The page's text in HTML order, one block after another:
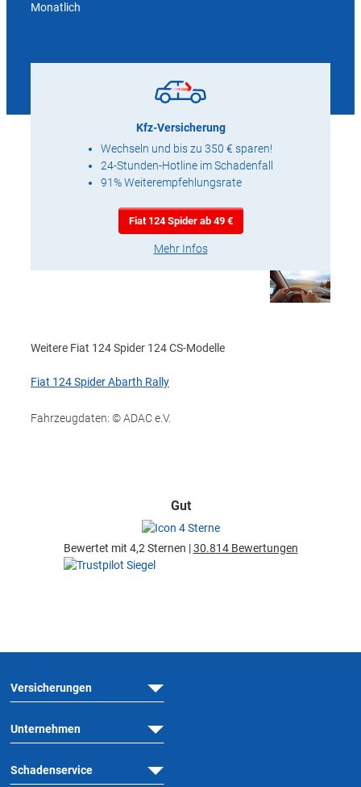
Monatlich
Kfz-Versicherung
Wechseln und bis zu 350 € sparen!
24-Stunden-Hotline im Schadenfall
91% Weiterempfehlungsrate
Fiat 124 Spider ab 49 €
Mehr Infos
Weitere Fiat 124 Spider 124 CS-Modelle
Fiat 124 Spider Abarth Rally
Fahrzeugdaten: © ADAC e.V.
Gut
Bewertet mit 4,2 Sternen |30.814 Bewertungen
Versicherungen
Unternehmen
Schadenservice